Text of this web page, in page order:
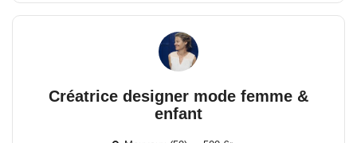
Créatrice designer mode femme &
enfant